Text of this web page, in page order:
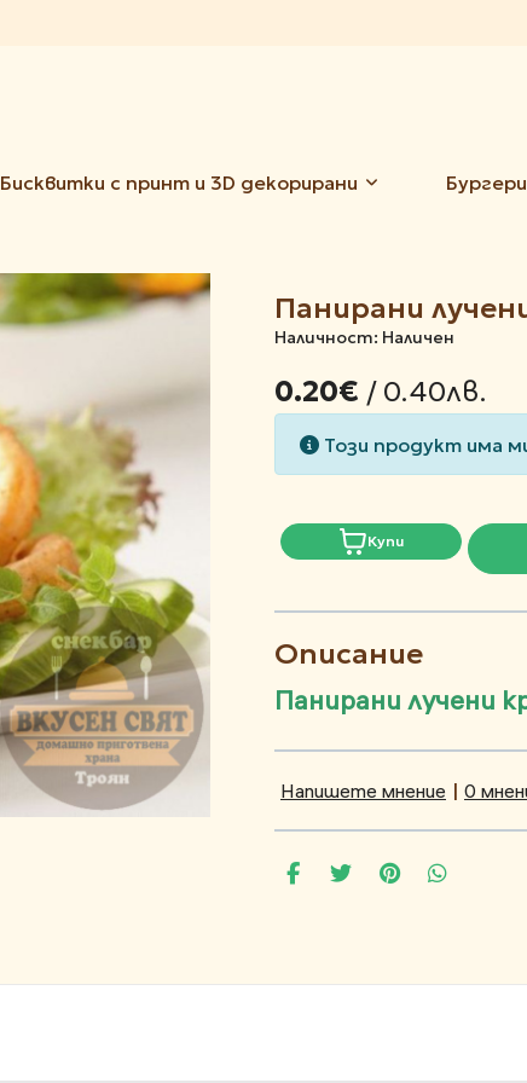
Бисквитки с принт и 3D декорирани Бургери
Панирани
Наличност: Наличен
0.20€ / 0.40лв.
Този продукт има
Купи
Описание
Панирани лучени
Напишете мнение | 0